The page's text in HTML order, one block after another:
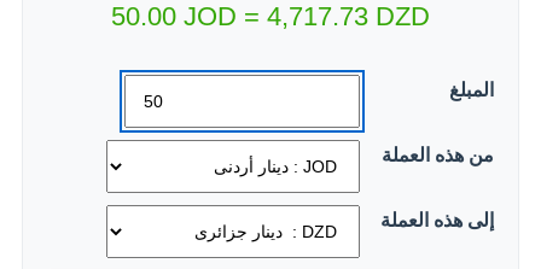
50.00 JOD = 4,717.73 DZD
المبلغ
من هذه العملة
إلى هذه العملة